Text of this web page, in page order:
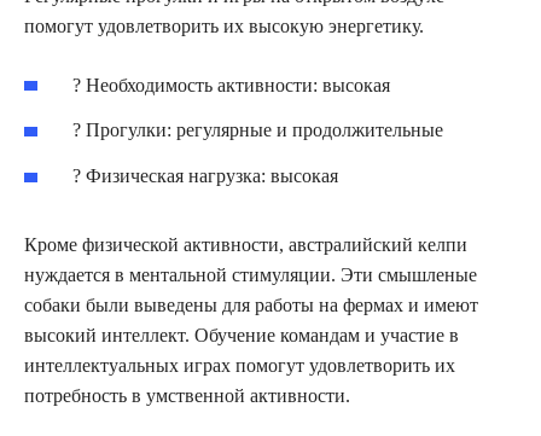
помогут удовлетворить их высокую энергетику.
? Необходимость активности: высокая
? Прогулки: регулярные и продолжительные
? Физическая нагрузка: высокая
Кроме физической активности, австралийский келпи
нуждается в ментальной стимуляции. Эти смышленые
собаки были выведены для работы на фермах и имеют
высокий интеллект. Обучение командам и участие в
интеллектуальных играх помогут удовлетворить их
потребность в умственной активности.